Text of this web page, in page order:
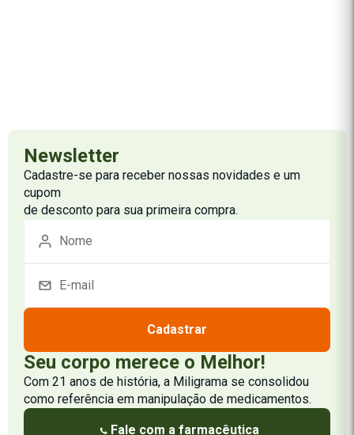
Newsletter
Cadastre-se para receber nossas novidades e um
cupom
de desconto para sua primeira compra.
Cadastrar
Seu corpo merece o Melhor!
Com 21 anos de história, a Miligrama se consolidou
como referência em manipulação de medicamentos.
Fale com a farmacêutica